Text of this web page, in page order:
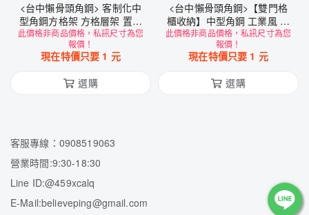
<台中懶骨頭角鋼> 客制化中
型角鋼方格架 方格層架 置物
層架 免螺絲角鋼 工業風 置物
架 工業風家具 DIY 簡單拆裝
此價格非商品價格，私訊尺寸為您
報價！
現在特價只要 1 元
選購
<台中懶骨頭角鋼>【雙門格
櫃收納】中型角鋼 工業風 角
鋼 收納架 方格櫃 雙開門 置
物櫃 (黑色/白色) DIY
此價格非商品價格，私訊尺寸為您
報價！
現在特價只要 1 元
選購
客服專線：0908519063
營業時間:9:30-18:30
Line ID:@459xcalq
E-Mail:believeping@gmail.com